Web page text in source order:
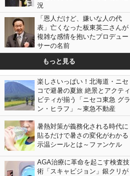
況
「恩人だけど、嫌いな人の代
表」亡くなった板東英二さんが
複雑な感情を抱いたプロデュー
サーの名前
もっと見る
楽しさいっぱい！北海道・ニセ
コで避暑の夏旅 絶景とアクティ
ビティが揃う「ニセコ東急 グラ
ン・ヒラフ」～東急不動産
暑熱対策が義務化される時代に
貼るだけで暑さの変化がわかる
示温シールとは～ファンケル
AGA治療に革命を起こす検査技
術「スキャビジョン」銀クリが